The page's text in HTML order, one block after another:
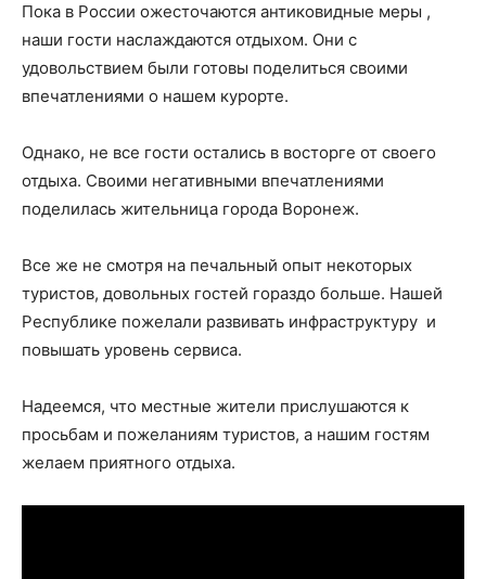
Пока в России ожесточаются антиковидные меры ,
наши гости наслаждаются отдыхом. Они с
удовольствием были готовы поделиться своими
впечатлениями о нашем курорте.
Однако, не все гости остались в восторге от своего
отдыха. Своими негативными впечатлениями
поделилась жительница города Воронеж.
Все же не смотря на печальный опыт некоторых
туристов, довольных гостей гораздо больше. Нашей
Республике пожелали развивать инфраструктуру и
повышать уровень сервиса.
Надеемся, что местные жители прислушаются к
просьбам и пожеланиям туристов, а нашим гостям
желаем приятного отдыха.